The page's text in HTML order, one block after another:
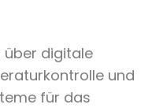
über digitale
und
für das